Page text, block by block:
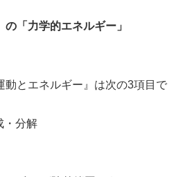
「力学的エネルギー」
とエネルギー』は次の3項目で
・分解